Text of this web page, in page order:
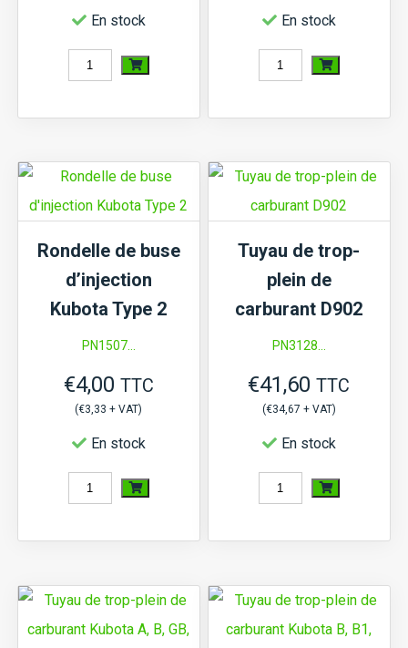
En stock
quantité
Injecteur
B,
B1,
moteur
En stock
quantité
Joint
d'injection
Kubota
1
Rondelle de buse
d’injection
Kubota Type 2
PN1507...
€4,00 TTC
(€3,33 + VAT)
En stock
quantité
Rondelle
buse
d'injection
Tuyau de trop-
plein de
carburant D902
PN3128...
€41,60 TTC
(€34,67 + VAT)
En stock
quantité
Tuyau
trop-
plein